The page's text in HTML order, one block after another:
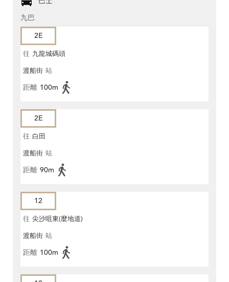
九巴
2E
往 九龍城碼頭
渡船街 站
距離 100m
2E
往 白田
渡船街 站
距離 90m
12
往 尖沙咀東(麼地道)
渡船街 站
距離 100m